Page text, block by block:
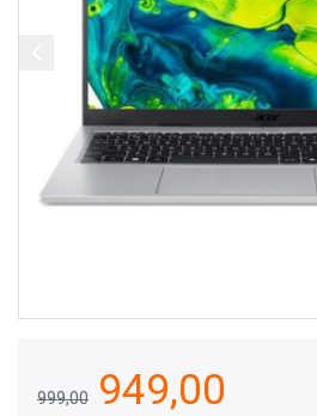
999,00 949,00